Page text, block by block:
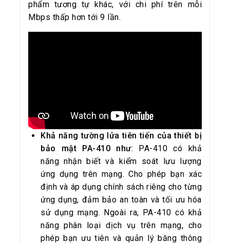
phẩm tương tự khác, với chi phí trên mỗi
Mbps thấp hơn tới 9 lần.
Khả năng tường lửa tiên tiến của thiết bị
bảo mật PA-410 như: PA-410 có khả
năng nhận biết và kiểm soát lưu lượng
ứng dụng trên mạng. Cho phép bạn xác
định và áp dụng chính sách riêng cho từng
ứng dụng, đảm bảo an toàn và tối ưu hóa
sử dụng mạng. Ngoài ra, PA-410 có khả
năng phân loại dịch vụ trên mạng, cho
phép bạn ưu tiên và quản lý băng thông